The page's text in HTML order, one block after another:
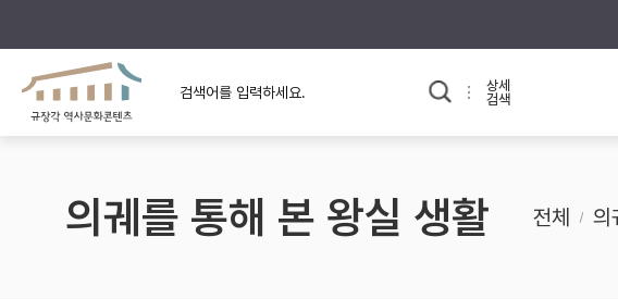
규장각의 어제와 오늘
규장각 소개영상
사료와 문학으로 본
고대
고려
교과 연동 자료
상세
검색
의궤를 통해 본 왕실 생활 전체 의